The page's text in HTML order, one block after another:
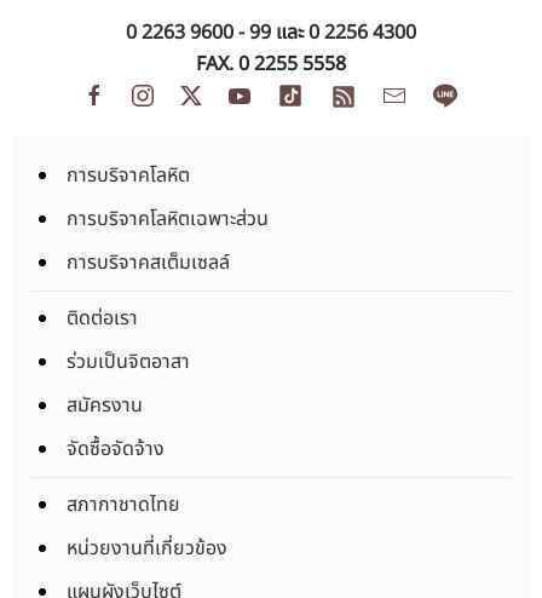
0 2263 9600 - 99 และ0 2256 4300
FAX. 0 2255 5558
การบริจาคโลหิต
การบริจาคโลหิตเฉพาะส่วน
การบริจาคสเต็มเซลล์
ติดต่อเรา
ร่วมเป็นจิตอาสา
สมัครงาน
จัดซื้อจัดจ้าง
สภากาชาดไทย
หน่วยงานที่เกี่ยวข้อง
แผนผังเว็บไซต์